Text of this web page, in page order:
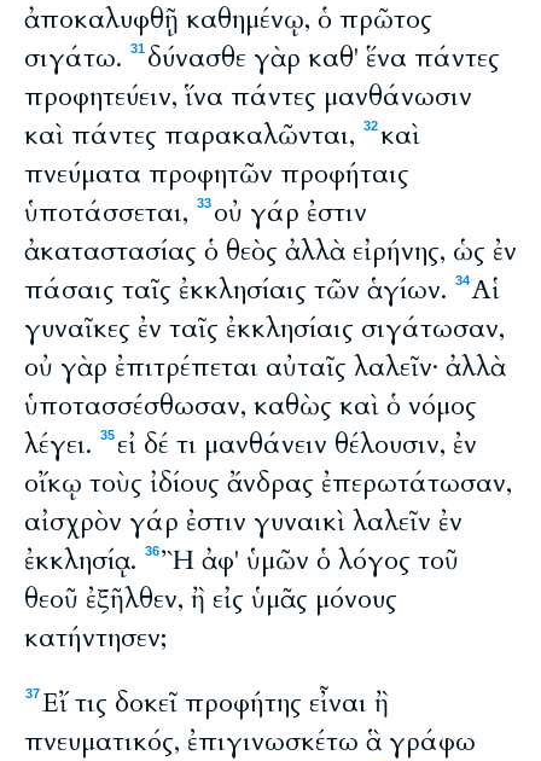
ἀποκαλυφθῇ καθημένῳ, ὁ πρῶτος
σιγάτω.
31 δύνασθε γὰρ καθ' ἕνα πάντες
προφητεύειν, ἵνα πάντες μανθάνωσιν
καὶ πάντες παρακαλῶνται,
32καὶ
πνεύματα προφητῶν προφήταις
ὑποτάσσεται,
33 οὐ γάρ ἐστιν
ἀκαταστασίας ὁ θεὸς ἀλλὰ εἰρήνης, ὡς ἐν
πάσαις ταῖς ἐκκλησίαις τῶν ἁγίων.
34Αἱ
γυναῖκες ἐν ταῖς ἐκκλησίαις σιγάτωσαν,
οὐ γὰρ ἐπιτρέπεται αὐταῖς λαλεῖν· ἀλλὰ
ὑποτασσέσθωσαν, καθὼς καὶ ὁ νόμος
λέγει.
35 εἰ δέ τι μανθάνειν θέλουσιν, ἐν
οἴκῳ τοὺς ἰδίους ἄνδρας ἐπερωτάτωσαν,
αἰσχρὸν γάρ ἐστιν γυναικὶ λαλεῖν ἐν
ἐκκλησίᾳ.
36Ἢ ἀφ' ὑμῶν ὁ λόγος τοῦ
θεοῦ ἐξῆλθεν, ἢ εἰς ὑμᾶς μόνους
κατήντησεν;
37Εἴ τις δοκεῖ προφήτης εἶναι ἢ
πνευματικός, ἐπιγινωσκέτω ἃ γράφω